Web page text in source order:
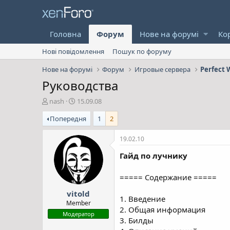
Головна Форум Нове на форумі
Нові повідомлення
Пошук по форуму
Нове на форумі
Форум Игровые сервера Perfect
Руководства
А
в
т
о
nash
Д
а
т
а
с
т
в
о
р
е
н
н
я
15.09.08
Попередня
1 2
vitold
Member
Модератор
19.02.10
Гайд по лучнику
===== Содержание =====
1. Введение
2. Общая информация
3. Билды